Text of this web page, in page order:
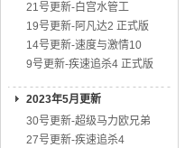
21号更新-白宫水管工
19号更新-阿凡达2 正式版
14号更新-速度与激情10
9号更新-疾速追杀4 正式版
2023年5月更新
30号更新-超级马力欧兄弟
27号更新-疾速追杀4